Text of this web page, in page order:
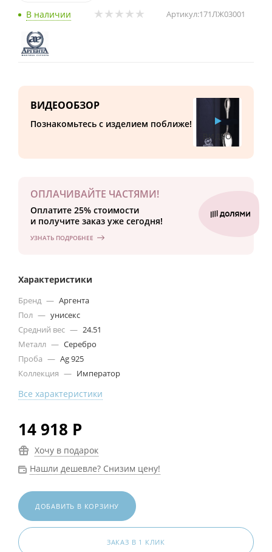
В наличии Артикул:171ЛЖ03001
ВИДЕООБЗОР
Познакомьтесь с изделием поближе!
ВИДЕО
ОПЛАЧИВАЙТЕ ЧАСТЯМИ!
Оплатите 25% стоимости
и получите заказ уже сегодня!
УЗНАТЬ ПОДРОБНЕЕ
Характеристики
Бренд — Аргента
Пол — унисекс
Средний вес — 24.51
Металл — Серебро
Проба — Ag 925
Коллекция — Император
Все характеристики
14 918 Р
Хочу в подарок
Нашли дешевле? Снизим цену!
ДОБАВИТЬ В КОРЗИНУ
ЗАКАЗ В 1 КЛИК